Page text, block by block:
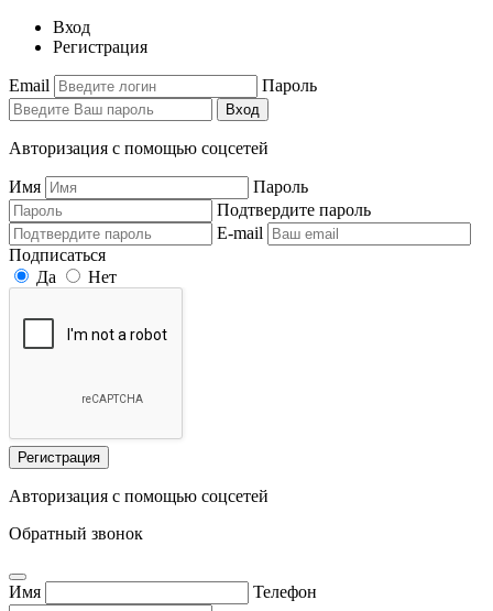
Вход
Регистрация
Email Пароль
Вход
Авторизация с помощью соцсетей
Имя
Пароль
Подтвердите пароль
E-mail
Подписаться
Да
Нет
Регистрация
Авторизация с помощью соцсетей
Обратный звонок
Имя Телефон